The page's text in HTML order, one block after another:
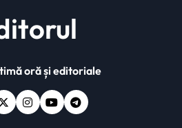
oră și editoriale